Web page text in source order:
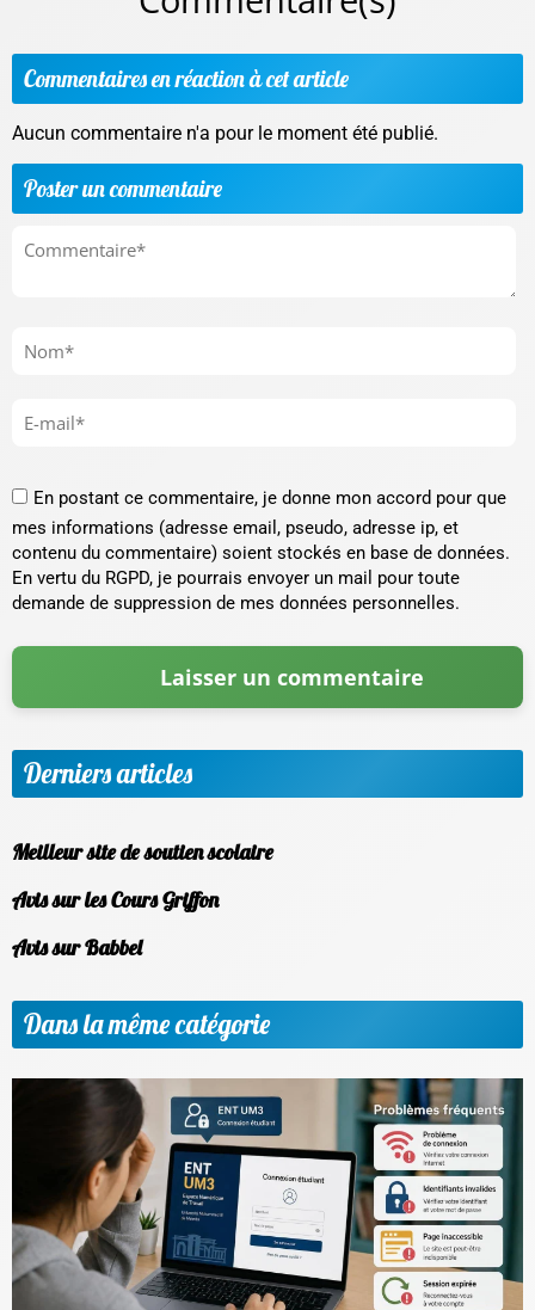
Commentaires en réaction à cet article
Aucun commentaire n'a pour le moment été publié.
Poster un commentaire
En postant ce commentaire, je donne mon accord pour que
mes informations (adresse email, pseudo, adresse ip, et
contenu du commentaire) soient stockés en base de données.
En vertu du RGPD, je pourrais envoyer un mail pour toute
demande de suppression de mes données personnelles.
Derniers articles
Meilleur site de soutien scolaire
Avis sur les Cours Griffon
Avis sur Babbel
Dans la même catégorie